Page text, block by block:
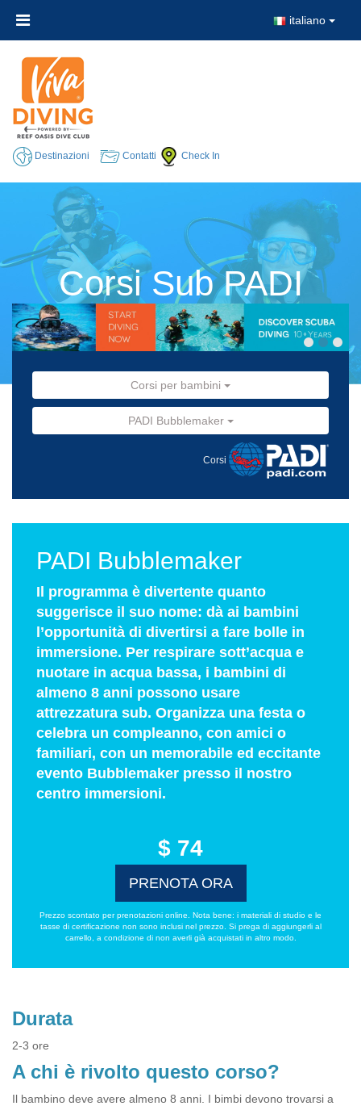
italiano
Destinazioni Contatti Check In
Corsi Sub PADI
Corsi per bambini
PADI Bubblemaker
Corsi
PADI Bubblemaker
Il programma è divertente quanto
suggerisce il suo nome: dà ai bambini
l’opportunità di divertirsi a fare bolle in
immersione. Per respirare sott’acqua e
nuotare in acqua bassa, i bambini di
almeno 8 anni possono usare
attrezzatura sub. Organizza una festa o
celebra un compleanno, con amici o
familiari, con un memorabile ed eccitante
evento Bubblemaker presso il nostro
centro immersioni.
$ 74
PRENOTA ORA
Prezzo scontato per prenotazioni online. Nota bene: i materiali di studio e le
tasse di certificazione non sono inclusi nel prezzo. Si prega di aggiungerli al
carrello, a condizione di non averli già acquistati in altro modo.
Durata
2-3 ore
A chi è rivolto questo corso?
Il bambino deve avere almeno 8 anni. I bimbi devono trovarsi a